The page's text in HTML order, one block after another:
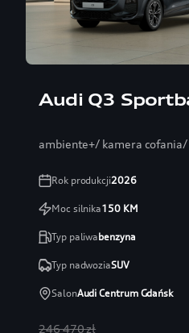
Audi Q3
ambiente+/ kamera cofania/
Rok produkcji2026
Moc silnika150KM
Typ paliwabenzyna
Typ nadwoziaSUV
SalonAudi Centrum Gdańsk
246 470 zł